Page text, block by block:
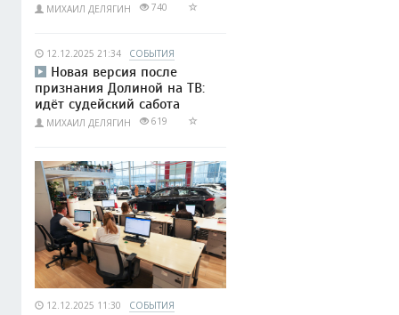
МИХАИЛ ДЕЛЯГИН 740
12.12.2025 21:34 СОБЫТИЯ
Новая версия после
признания Долиной на ТВ:
идёт судейский сабота
МИХАИЛ ДЕЛЯГИН 619
12.12.2025 11:30 СОБЫТИЯ